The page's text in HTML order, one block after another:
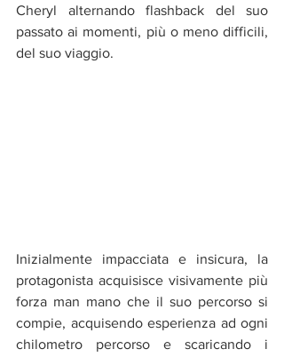
Cheryl alternando flashback del suo
passato ai momenti, più o meno difficili,
del suo viaggio.
Inizialmente impacciata e insicura, la
protagonista acquisisce visivamente più
forza man mano che il suo percorso si
compie, acquisendo esperienza ad ogni
chilometro percorso e scaricando i